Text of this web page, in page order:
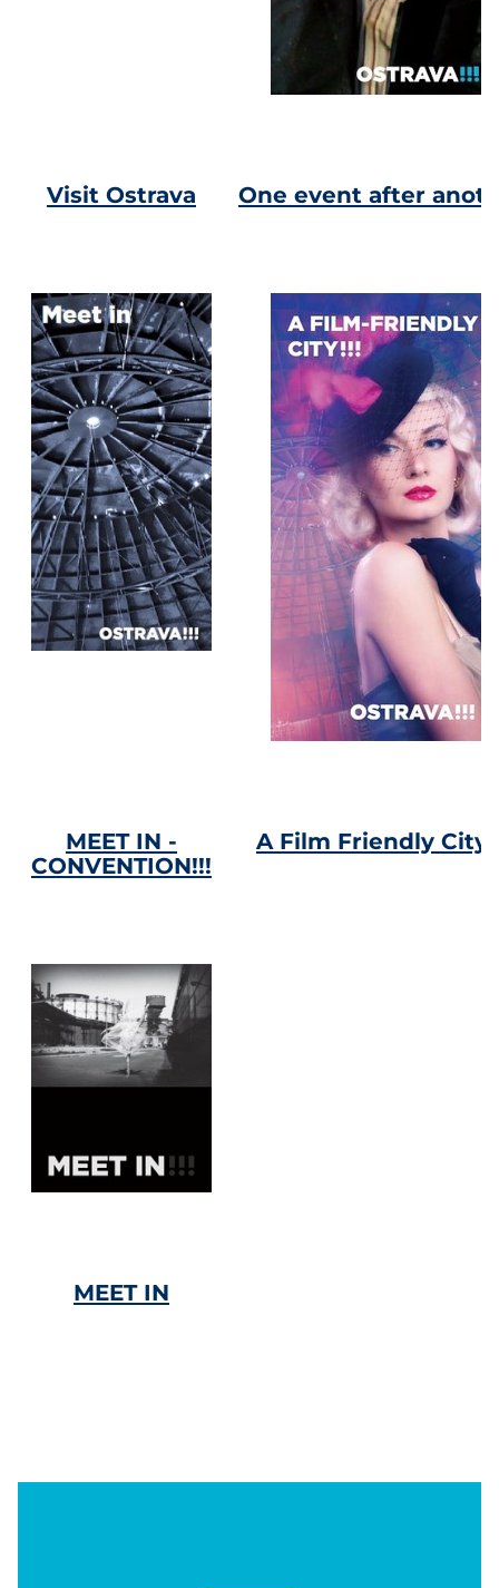
Visit Ostrava One event after
MEET IN -
CONVENTION!!!
A Film Friendly
MEET IN